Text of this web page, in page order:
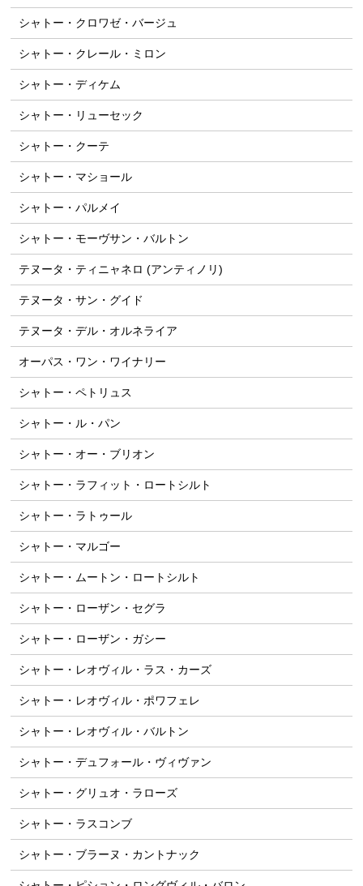
シャトー・クロワゼ・バージュ
シャトー・クレール・ミロン
シャトー・ディケム
シャトー・リューセック
シャトー・クーテ
シャトー・マショール
シャトー・パルメイ
シャトー・モーヴサン・バルトン
テヌータ・ティニャネロ (アンティノリ)
テヌータ・サン・グイド
テヌータ・デル・オルネライア
オーパス・ワン・ワイナリー
シャトー・ペトリュス
シャトー・ル・パン
シャトー・オー・ブリオン
シャトー・ラフィット・ロートシルト
シャトー・ラトゥール
シャトー・マルゴー
シャトー・ムートン・ロートシルト
シャトー・ローザン・セグラ
シャトー・ローザン・ガシー
シャトー・レオヴィル・ラス・カーズ
シャトー・レオヴィル・ポワフェレ
シャトー・レオヴィル・バルトン
シャトー・デュフォール・ヴィヴァン
シャトー・グリュオ・ラローズ
シャトー・ラスコンブ
シャトー・ブラーヌ・カントナック